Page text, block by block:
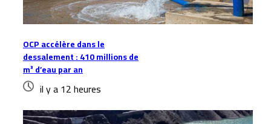
OCP accélère dans le
dessalement : 410 millions de
m³ d’eau par an
il y a 12 heures